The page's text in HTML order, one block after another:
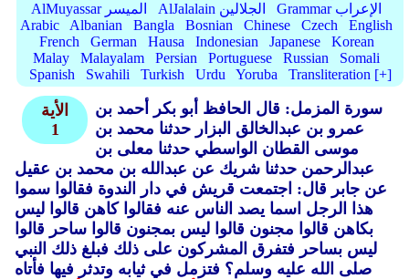
AlMuyassar الميسر
AlJalalain الجلالين
Grammar الإعراب
Arabic
Albanian Bangla Bosnian Chinese Czech
English
French
German Hausa Indonesian Japanese
Korean
Malay
Malayalam Persian Portuguese Russian
Somali
Spanish
Swahili Turkish Urdu Yoruba Transliteration [+]
الأية
1
سورة المزمل: قال الحافظ أبو بكر أحمد بن
عمرو بن عبدالخالق البزار حدثنا محمد بن
موسى القطان الواسطي حدثنا معلى بن
عبدالرحمن حدثنا شريك عن عبدالله بن محمد بن عقيل
عن جابر قال: اجتمعت قريش في دار الندوة فقالوا سموا
هذا الرجل اسما يصد الناس عنه فقالوا كاهن قالوا ليس
بكاهن قالوا مجنون قالوا ليس بمجنون قالوا ساحر قالوا
ليس بساحر فتفرق المشركون على ذلك فبلغ ذلك النبي
صلى الله عليه وسلم؟ فتزمل في ثيابه وتدثر فيها فأتاه